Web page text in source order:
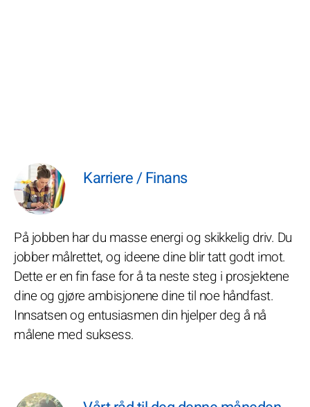
Karriere / Finans
På jobben har du masse energi og skikkelig driv. Du
jobber målrettet, og ideene dine blir tatt godt imot.
Dette er en fin fase for å ta neste steg i prosjektene
dine og gjøre ambisjonene dine til noe håndfast.
Innsatsen og entusiasmen din hjelper deg å nå
målene med suksess.